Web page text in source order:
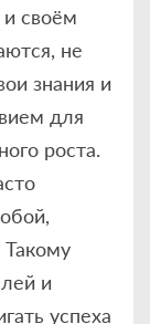
своём
не
знания и
для
роста.
Такому
и
успеха